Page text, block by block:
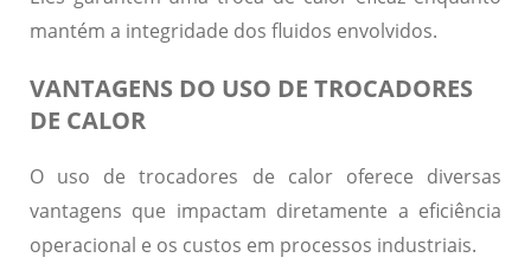
mantém a integridade dos fluidos envolvidos.
VANTAGENS DO USO DE TROCADORES
DE CALOR
O uso de trocadores de calor oferece diversas
vantagens que impactam diretamente a eficiência
operacional e os custos em processos industriais.